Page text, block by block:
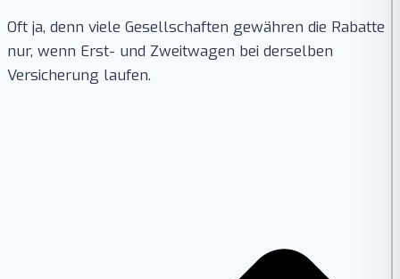
Oft ja, denn viele Gesellschaften gewähren die Rabatte
nur, wenn Erst- und Zweitwagen bei derselben
Versicherung laufen.